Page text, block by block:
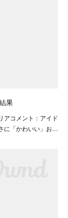
果
アコメント：アイド
に「かわいい」お…